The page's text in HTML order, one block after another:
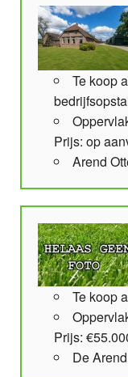
Te koop
Prijs: op
Arend
Te koop
Prijs:
De